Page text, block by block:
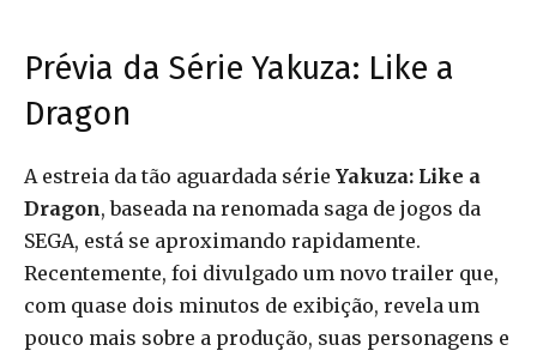
Prévia da Série Yakuza: Like a
Dragon
A estreia da tão aguardada série Yakuza: Like a
Dragon, baseada na renomada saga de jogos da
SEGA, está se aproximando rapidamente.
Recentemente, foi divulgado um novo trailer que,
com quase dois minutos de exibição, revela um
pouco mais sobre a produção, suas personagens e